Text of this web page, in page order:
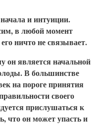
и интуиции.
в любой момент
ничто не связывает.
он является начальной
В большинстве
на пороге принятия
своего
прислушаться к
что он может упасть и